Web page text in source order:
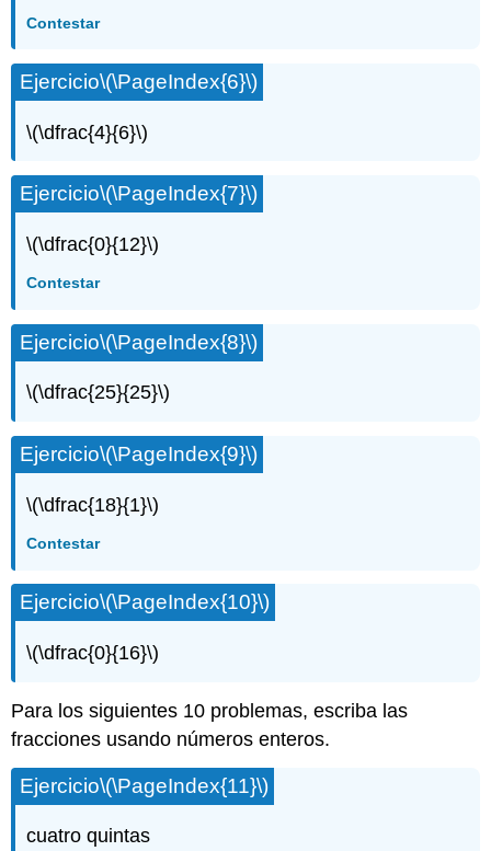
Contestar
Ejercicio\(\PageIndex{6}\)
\(\dfrac{4}{6}\)
Ejercicio\(\PageIndex{7}\)
\(\dfrac{0}{12}\)
Contestar
Ejercicio\(\PageIndex{8}\)
\(\dfrac{25}{25}\)
Ejercicio\(\PageIndex{9}\)
\(\dfrac{18}{1}\)
Contestar
Ejercicio\(\PageIndex{10}\)
\(\dfrac{0}{16}\)
Para los siguientes 10 problemas, escriba las
fracciones usando números enteros.
Ejercicio\(\PageIndex{11}\)
cuatro quintas